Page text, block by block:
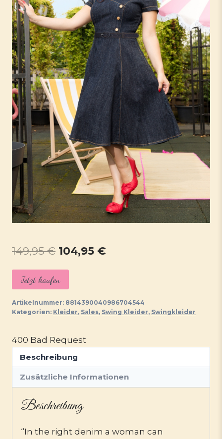
149,95€ Ursprünglicher
Preis
war:
149,95 €
104,95 €
104,95 €.
Jetzt kaufen
Artikelnummer: 8814390040986704544
Kategorien: Kleider, Sales, Swing Kleider, Swingkleider
400 Bad Request
Beschreibung
Zusätzliche Informationen
Beschreibung
“In the right denim a woman can